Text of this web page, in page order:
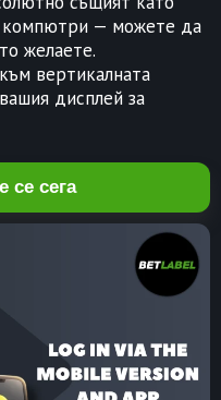
компютри — можете да
желаете.
вертикалната
дисплей за
се сега